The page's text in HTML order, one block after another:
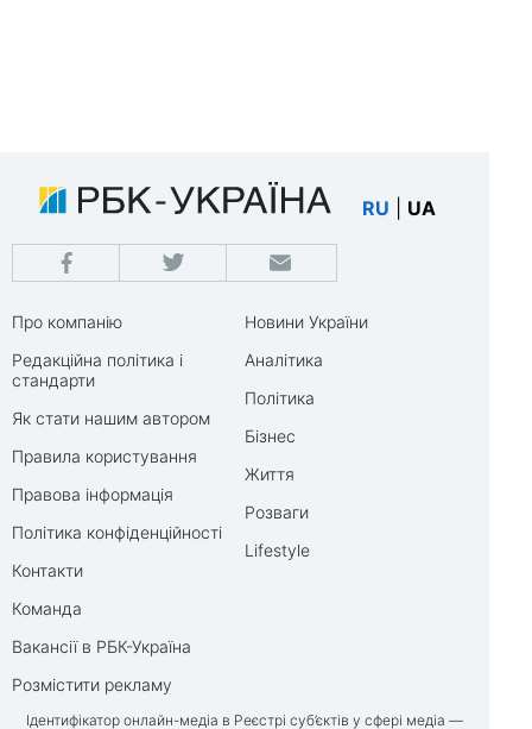
RU UA
Про компанію
Редакційна політика і
стандарти
Як стати нашим автором
Правила користування
Правова інформація
Політика конфіденційності
Контакти
Команда
Вакансії в РБК-Україна
Розмістити рекламу
Новини України
Аналітика
Політика
Бізнес
Життя
Розваги
Lifestyle
Ідентифікатор онлайн-медіа в Реєстрі суб’єктів у сфері медіа —